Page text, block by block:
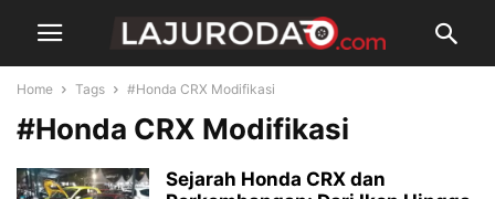
Home Tags #Honda CRX Modifikasi
#Honda CRX Modifikasi
Sejarah Honda CRX dan